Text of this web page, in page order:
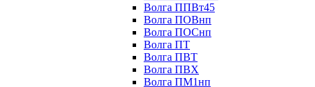
Волга ППВт45
Волга ПОВнп
Волга ПОСнп
Волга ПТ
Волга ПВТ
Волга ПВХ
Волга ПМ1нп